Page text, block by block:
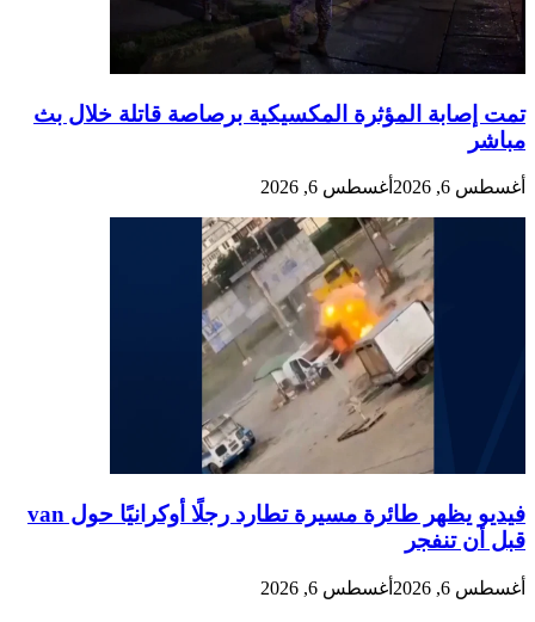
تمت إصابة المؤثرة المكسيكية برصاصة قاتلة خلال بث
مباشر
أغسطس 6, 2026 أغسطس 6, 2026
فيديو يظهر طائرة مسيرة تطارد رجلًا أوكرانيًا حول van
قبل أن تنفجر
أغسطس 6, 2026 أغسطس 6, 2026